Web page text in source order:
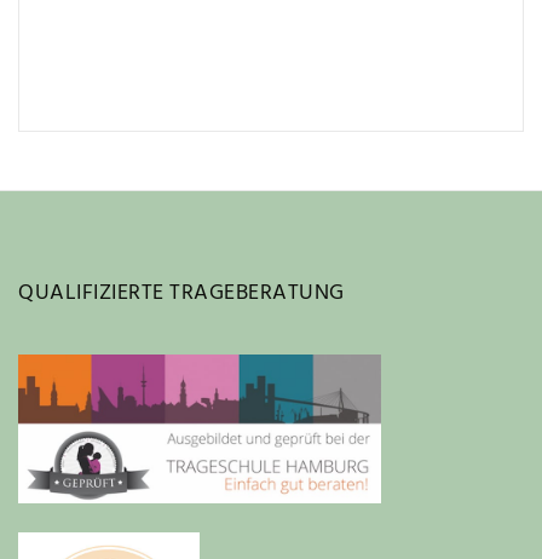
QUALIFIZIERTE TRAGEBERATUNG